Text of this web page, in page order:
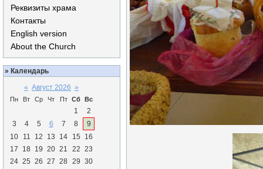
Реквизиты храма
Контакты
English version
About the Church
» Календарь
« Август 2026 »
Пн Вт Ср Чт Пт Сб Вс
1
2
3
4 5 6 7 8
9
10
11 12 13 14 15
16
17
18 19 20 21 22 23
24 25 26 27 28 29 30